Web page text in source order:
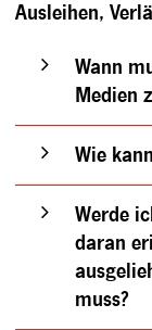
Ausleihen,
Wann
Medien
Wie
Werde
daran
muss?